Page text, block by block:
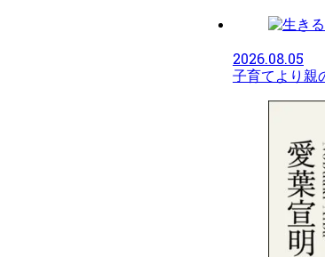
2026.08.05
子育てより親